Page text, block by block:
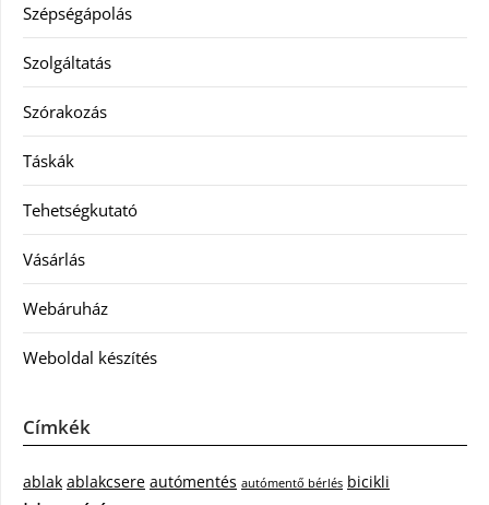
Szépségápolás
Szolgáltatás
Szórakozás
Táskák
Tehetségkutató
Vásárlás
Webáruház
Weboldal készítés
Címkék
ablak ablakcsere autómentés autómentő bérlés bicikli